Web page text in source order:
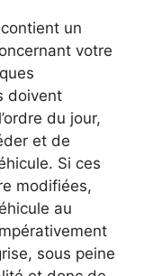
contient un
votre
doivent
du jour,
et de
Si ces
modifiées,
au
sous peine